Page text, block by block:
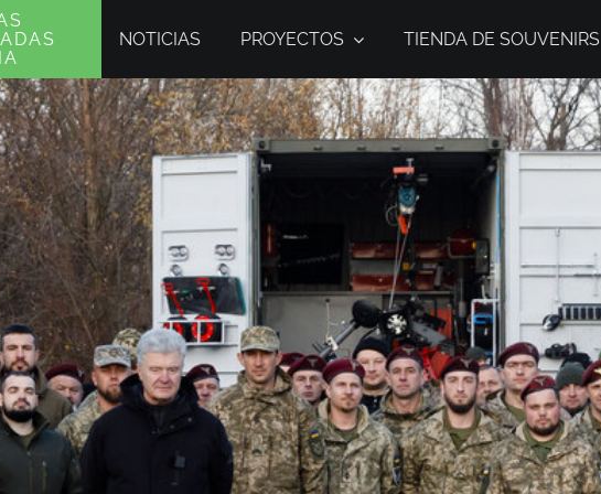
NOTICIAS PROYECTOS TIENDA DE SOUVENIRS